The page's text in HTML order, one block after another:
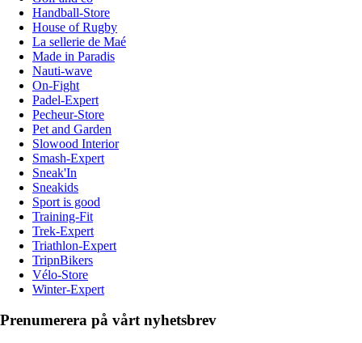
Handball-Store
House of Rugby
La sellerie de Maé
Made in Paradis
Nauti-wave
On-Fight
Padel-Expert
Pecheur-Store
Pet and Garden
Slowood Interior
Smash-Expert
Sneak'In
Sneakids
Sport is good
Training-Fit
Trek-Expert
Triathlon-Expert
TripnBikers
Vélo-Store
Winter-Expert
Prenumerera på vårt nyhetsbrev